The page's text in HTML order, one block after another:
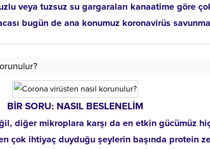
veya tuzsuz su gargaraları kanaatime göre
bugün de ana konumuz koronavirüs
BİR SORU: NASIL BESLENELİM
diğer mikroplara karşı da en etkin gücümüz
çok ihtiyaç duyduğu şeylerin başında protein